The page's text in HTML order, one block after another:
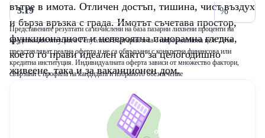
вътре в имота. Отличен достъп, тишина, чист въздух
и бърза връзка с града. Имотът съчетава простор,
функционалност и невероятна панорамна гледка,
което го прави идеален както за целогодишно
живеене, така и за ваканционен дом.
%
Представените резултати са изчислени на база пазарни лихвени проценти на
кредитни институции в Република България и са с информативна цел. Те не
представляват реална оферта и не са обвързани с конкретна финансова или
кредитна институция. Индивидуалната оферта зависи от множество фактори,
свързани с профила на кандидата и избраното обезпечение